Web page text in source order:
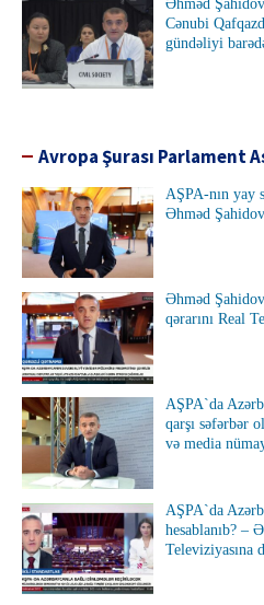
Əhməd
Cənubi
gündəliyi
Avropa Şurası Parlament
AŞPA-nın yay
Əhməd
Əhməd
qərarını Real
AŞPA`da
qarşı səfərbər
və media
AŞPA`da
hesablanıb? –
Televiziyasına